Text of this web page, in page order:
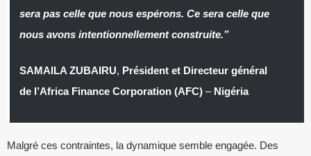
sera pas celle que nous espérons. Ce sera celle que
nous avons intentionnellement construite.”
SAMAILA ZUBAIRU, Président et Directeur général
de l’Africa Finance Corporation (AFC)– Nigéria
Malgré ces contraintes, la dynamique semble engagée. Des